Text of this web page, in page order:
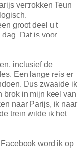
vertrokken Teun
groot deel uit
Dat is voor
inclusief de
Een lange reis er
Dus zwaaide ik
brok in mijn keel van
naar Parijs, ik naar
trein wilde ik het
word ik op